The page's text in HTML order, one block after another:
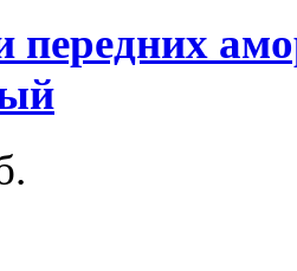
передних